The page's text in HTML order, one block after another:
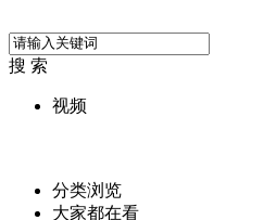
搜 索
视频
分类浏览
大家都在看